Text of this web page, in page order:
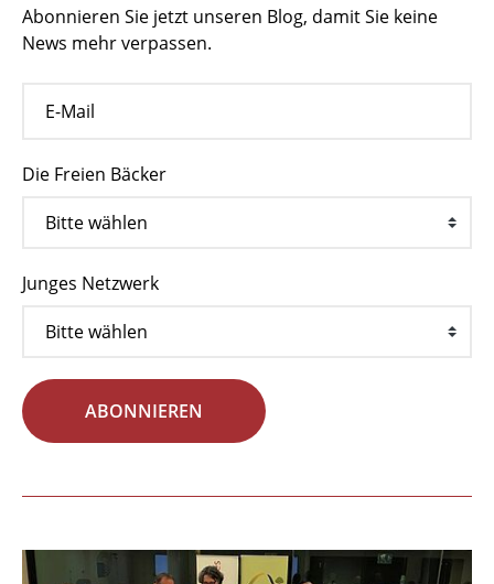
Abonnieren Sie jetzt unseren Blog, damit Sie keine
News mehr verpassen.
Die Freien Bäcker
Junges Netzwerk
ABONNIEREN